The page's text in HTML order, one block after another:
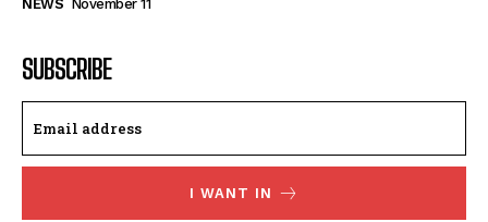
NEWS November 11
SUBSCRIBE
I WANT IN